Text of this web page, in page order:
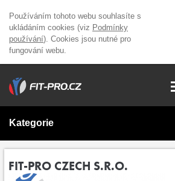
Používáním tohoto webu souhlasíte s
ukládáním cookies (viz Podmínky
používání). Cookies jsou nutné pro
fungování webu.
GDPR
Přihlášení
Kategorie
FIT-PRO CZECH S.R.O.